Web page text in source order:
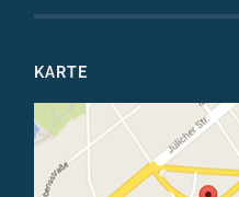
KARTE